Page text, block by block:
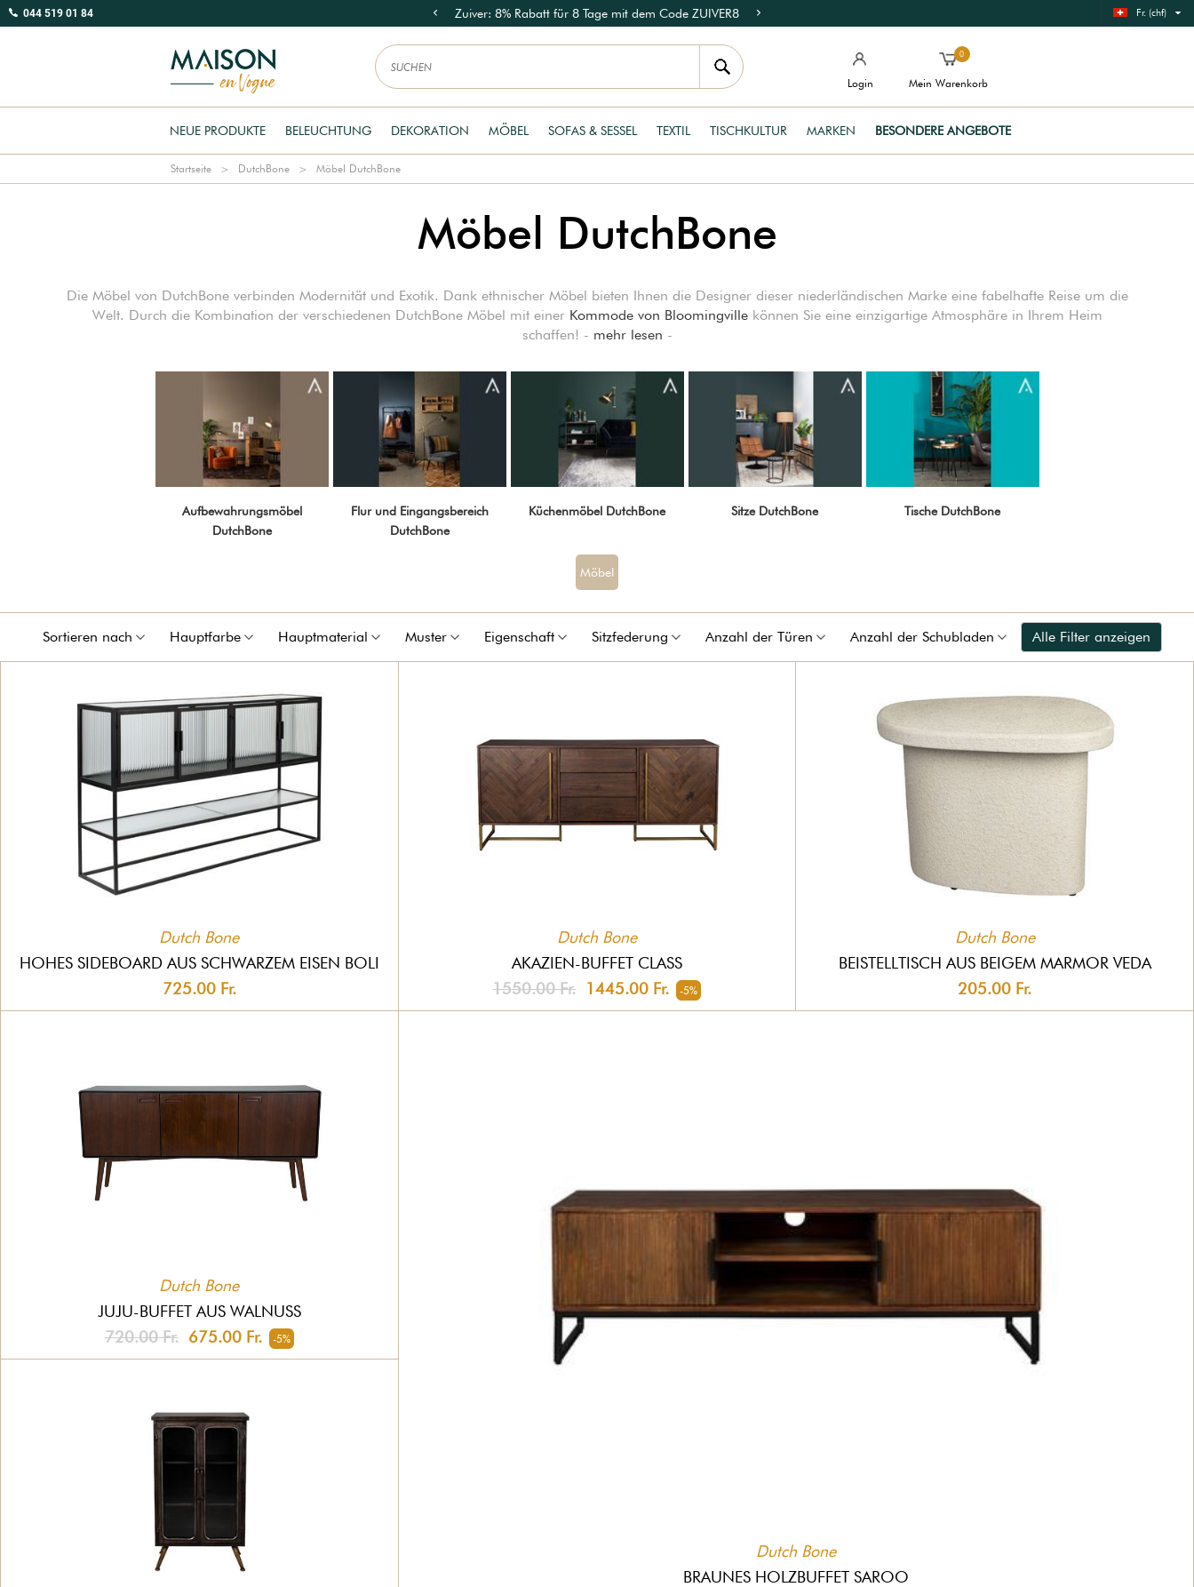
044 519 01 84 Zuiver: 8% Rabatt für 8 Tage mit dem Code ZUIVER8 Fr. (chf)
Login
0
Mein Warenkorb
NEUE PRODUKTE BELEUCHTUNG DEKORATION MÖBEL SOFAS & SESSEL TEXTIL TISCHKULTUR MARKEN BESONDERE ANGEBOTE
Startseite DutchBone Möbel DutchBone
Möbel DutchBone
Die Möbel von DutchBone verbinden Modernität und Exotik. Dank ethnischer Möbel bieten Ihnen die Designer dieser niederländischen Marke eine fabelhafte Reise um die
Welt. Durch die Kombination der verschiedenen DutchBone Möbel mit einer Kommode von Bloomingvillekönnen Sie eine einzigartige Atmosphäre in Ihrem Heim
schaffen! - mehr lesen -
Aufbewahrungsmöbel
DutchBone
Flur und Eingangsbereich
DutchBone
Küchenmöbel DutchBone Sitze DutchBone Tische DutchBone
Möbel
Sortieren nach Hauptfarbe Hauptmaterial Muster Eigenschaft Sitzfederung Anzahl der Türen Anzahl der Schubladen Alle Filter anzeigen
Dutch Bone
HOHES SIDEBOARD AUS SCHWARZEM EISEN BOLI
725.00 Fr.
Dutch Bone
AKAZIEN-BUFFET CLASS
1550.00 Fr.1445.00 Fr. -5%
Dutch Bone
BEISTELLTISCH AUS BEIGEM MARMOR VEDA
205.00 Fr.
Dutch Bone
JUJU-BUFFET AUS WALNUSS
720.00 Fr.675.00 Fr. -5%
Dutch Bone
BRAUNES HOLZBUFFET SAROO